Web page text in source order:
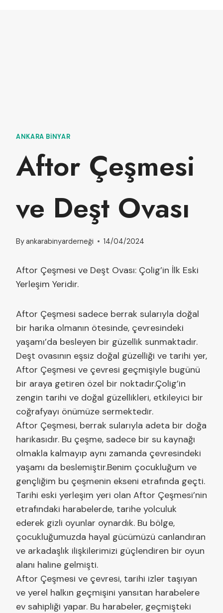
ANKARA BINYAR
Aftor Çeşmesi
ve Deşt Ovası
Byankarabinyarderneği 14/04/2024
Aftor Çeşmesi ve Deşt Ovası: Çolig’in İlk Eski
Yerleşim Yeridir.
Aftor Çeşmesi sadece berrak sularıyla doğal
bir harika olmanın ötesinde, çevresindeki
yaşamı’da besleyen bir güzellik sunmaktadır.
Deşt ovasının eşsiz doğal güzelliği ve tarihi yer,
Aftor Çeşmesi ve çevresi geçmişiyle bugünü
bir araya getiren özel bir noktadır.Çolig’in
zengin tarihi ve doğal güzellikleri, etkileyici bir
coğrafyayı önümüze sermektedir.
Aftor Çeşmesi, berrak sularıyla adeta bir doğa
harikasıdır. Bu çeşme, sadece bir su kaynağı
olmakla kalmayıp aynı zamanda çevresindeki
yaşamı da beslemiştir.Benim çocukluğum ve
gençliğim bu çeşmenin ekseni etrafında geçti.
Tarihi eski yerleşim yeri olan Aftor Çeşmesi’nin
etrafındaki harabelerde, tarihe yolculuk
ederek gizli oyunlar oynardık. Bu bölge,
çocukluğumuzda hayal gücümüzü canlandıran
ve arkadaşlık ilişkilerimizi güçlendiren bir oyun
alanı haline gelmişti.
Aftor Çeşmesi ve çevresi, tarihi izler taşıyan
ve yerel halkın geçmişini yansıtan harabelere
ev sahipliği yapar. Bu harabeler, geçmişteki